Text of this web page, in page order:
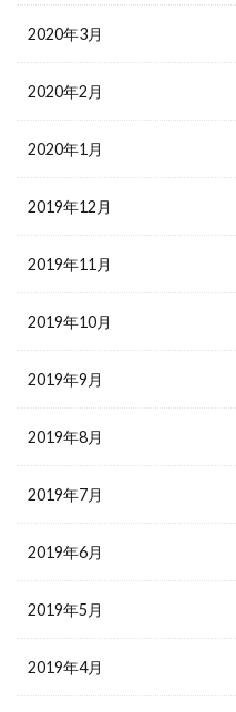
2020年3月
2020年2月
2020年1月
2019年12月
2019年11月
2019年10月
2019年9月
2019年8月
2019年7月
2019年6月
2019年5月
2019年4月